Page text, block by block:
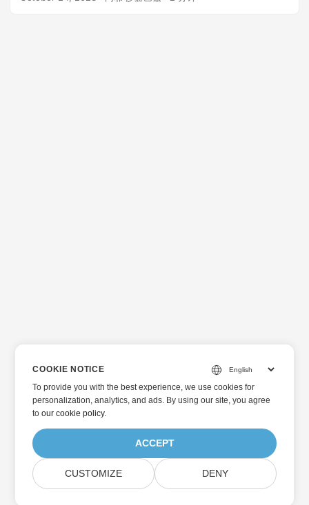
COOKIE NOTICE
To provide you with the best experience, we use cookies for
personalization, analytics, and ads. By using our site, you agree
toour cookie policy.
ACCEPT
CUSTOMIZE DENY